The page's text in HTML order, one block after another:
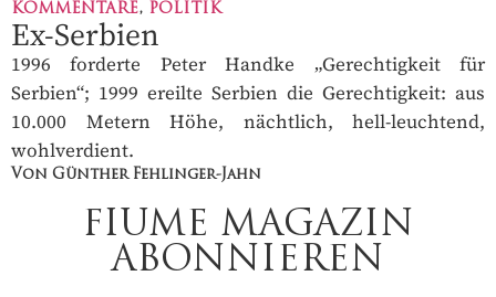
KOMMENTARE, POLITIK
Ex-Serbien
1996 forderte Peter Handke „Gerechtigkeit für
Serbien“; 1999 ereilte Serbien die Gerechtigkeit: aus
10.000 Metern Höhe, nächtlich, hell-leuchtend,
wohlverdient.
Von Günther Fehlinger-Jahn
FIUME MAGAZIN
ABONNIEREN